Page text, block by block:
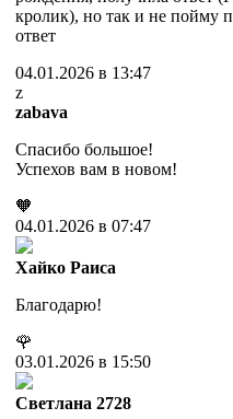
кролик), но так и не пойму
ответ
04.01.2026 в 13:47
z
zabava
Спасибо большое!
Успехов вам в новом!
🧡
04.01.2026 в 07:47
Хайко Раиса
Благодарю!
🌹
03.01.2026 в 15:50
Cветлана 2728